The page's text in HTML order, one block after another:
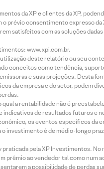
da XP e clientes da XP,
o prévio consentimento expresso
satisfeitos com as soluções dadas
www.xpi.com.br.
deste relatório ou seu
conceitos como tendência,
e suas projeções. Desta
da empresa e do setor, podem
a rentabilidade não é
de resultados futuros e
os eventos específicos da
investimento é de médio-longo
pela XP Investimentos. No
prêmio ao vendedor tal como num
a possibilidade de perdas